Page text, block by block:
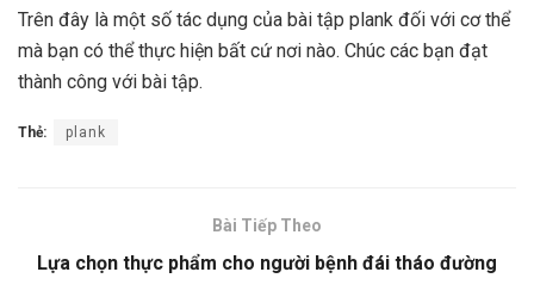
Trên đây là một số tác dụng của bài tập plank đối với cơ thể
mà bạn có thể thực hiện bất cứ nơi nào. Chúc các bạn đạt
thành công với bài tập.
Thẻ: plank
Bài Tiếp Theo
Lựa chọn thực phẩm cho người bệnh đái tháo đường